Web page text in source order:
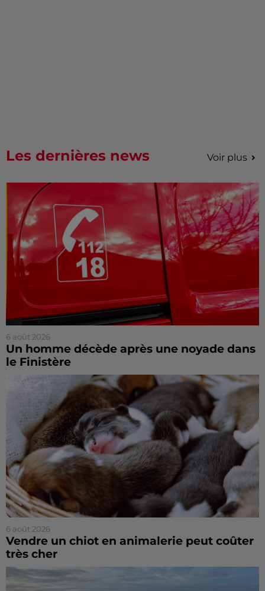
Les dernières news Voir plus
6 août 2026
Un homme décède après une noyade dans
le Finistère
6 août 2026
Vendre un chiot en animalerie peut coûter
très cher